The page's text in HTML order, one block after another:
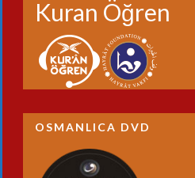
Kuran Öğren
OSMANLICA DVD